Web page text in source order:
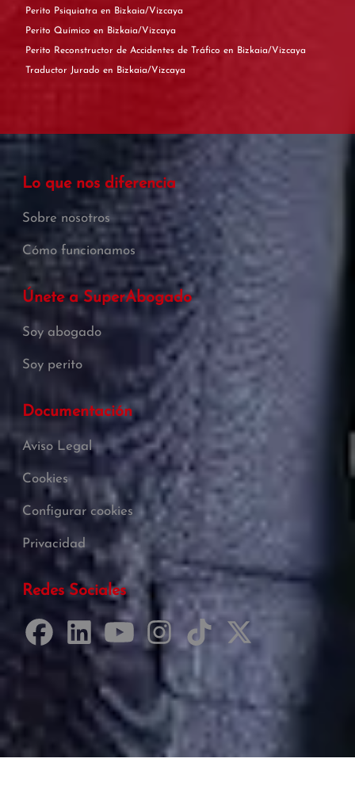
Perito Psiquiatra en Bizkaia/Vizcaya
Perito Químico en Bizkaia/Vizcaya
Perito Reconstructor de Accidentes de Tráfico en Bizkaia/Vizcaya
Traductor Jurado en Bizkaia/Vizcaya
Lo que nos diferencia
Sobre nosotros
Cómo funcionamos
Únete a SuperAbogado
Soy abogado
Soy perito
Documentación
Aviso Legal
Cookies
Configurar cookies
Privacidad
Redes Sociales
Desarrollado por Just Quality